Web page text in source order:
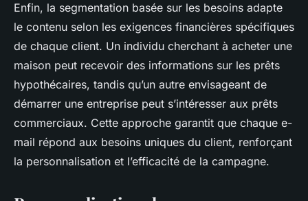
Enfin, la segmentation basée sur les besoins adapte
le contenu selon les exigences financières spécifiques
de chaque client. Un individu cherchant à acheter une
maison peut recevoir des informations sur les prêts
hypothécaires, tandis qu’un autre envisageant de
démarrer une entreprise peut s’intéresser aux prêts
commerciaux. Cette approche garantit que chaque e-
mail répond aux besoins uniques du client, renforçant
la personnalisation et l’efficacité de la campagne.